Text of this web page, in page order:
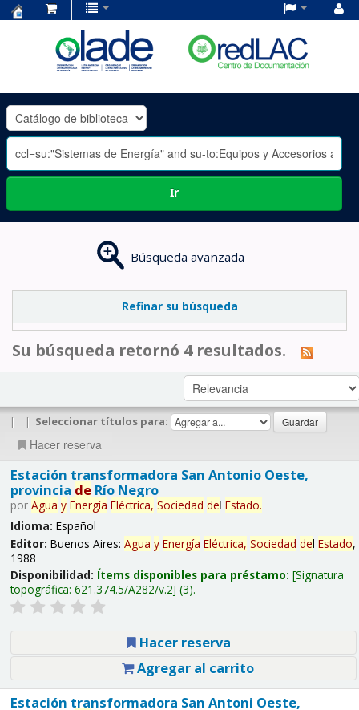
OLADE
-
Ir
Búsqueda avanzada
Refinar su búsqueda
Su búsqueda retornó 4 resultados.
| | Seleccionar títulos para:
Hacer reserva
Estación transformadora San Antonio Oeste,
provincia deRío Negro
por Agua y Energía Eléctrica, Sociedad del Estado.
Idioma: Español
Editor: Buenos Aires: Agua y Energía Eléctrica, Sociedad del Estado,
1988
Disponibilidad: Ítems disponibles para préstamo: Signatura
topográfica: 621.374.5/A282/v.2 (3).
Hacer reserva
Agregar al carrito
Estación transformadora San Antoni Oeste,